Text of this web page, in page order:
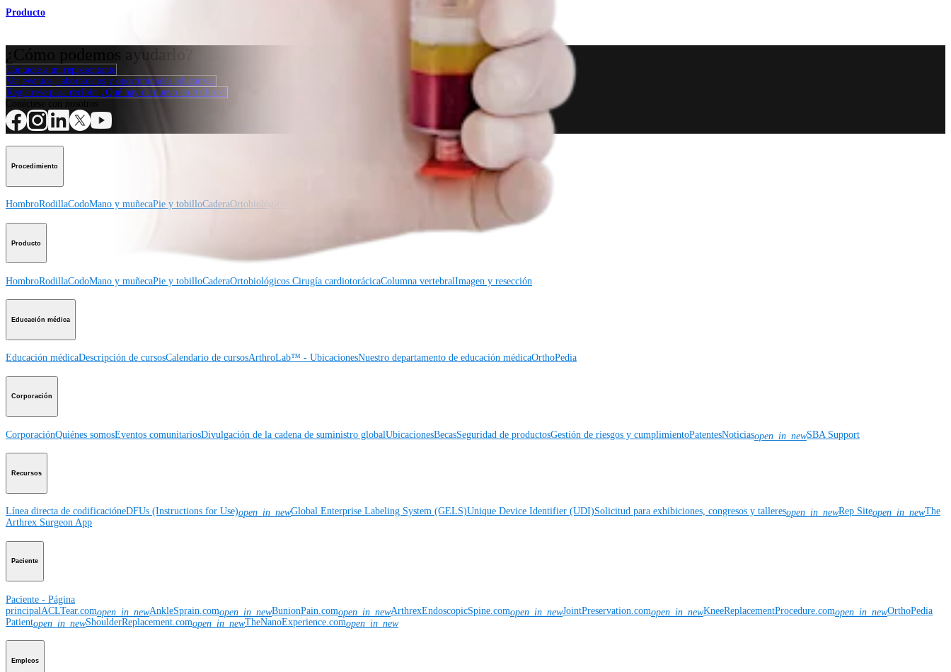
Producto
Contacte a un representante
Ver eventos, laboratorios y oportunidades educativas
Regístrese para recibir: ¿Qué hay de nuevo en Arthrex?
Procedimiento
HombroRodillaCodoMano y muñecaPie y tobilloCaderaOrtobiológicos
Producto
HombroRodillaCodoMano y muñecaPie y tobilloCaderaOrtobiológicos Cirugía cardiotorácicaColumna vertebralImagen y resección
Educación médica
Educación médicaDescripción de cursosCalendario de cursosArthroLab™ - UbicacionesNuestro departamento de educación médicaOrthoPedia
Corporación
CorporaciónQuiénes somosEventos comunitariosDivulgación de la cadena de suministro globalUbicacionesBecasSeguridad de productosGestión de riesgos y cumplimientoPatentesNoticiasopen_in_newSBA Support
Recursos
Línea directa de codificacióneDFUs (Instructions for Use)open_in_newGlobal Enterprise Labeling System (GELS)Unique Device Identifier (UDI)Solicitud para exhibiciones, congresos y talleresopen_in_newRep Siteopen_in_newThe
Arthrex Surgeon App
Paciente
Paciente - Página
principalACLTear.comopen_in_newAnkleSprain.comopen_in_newBunionPain.comopen_in_newArthrexEndoscopicSpine.comopen_in_newJointPreservation.comopen_in_newKneeReplacementProcedure.comopen_in_newOrthoPedia
Patientopen_in_newShoulderReplacement.comopen_in_newTheNanoExperience.comopen_in_new
Empleos